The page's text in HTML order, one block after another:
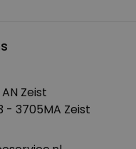
Zeist
- 3705MA Zeist